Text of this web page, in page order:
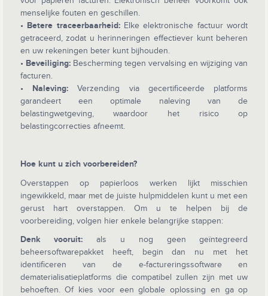
menselijke fouten en geschillen.
• Betere traceerbaarheid:Elke elektronische factuur wordt
getraceerd, zodat u herinneringen effectiever kunt beheren
en uw rekeningen beter kunt bijhouden.
• Beveiliging: Bescherming tegen vervalsing en wijziging van
facturen.
• Naleving:Verzending via gecertificeerde platforms
garandeert een optimale naleving van de
belastingwetgeving, waardoor het risico op
belastingcorrecties afneemt.
Hoe kunt u zich voorbereiden?
Overstappen op papierloos werken lijkt misschien
ingewikkeld, maar met de juiste hulpmiddelen kunt u met een
gerust hart overstappen. Om u te helpen bij de
voorbereiding, volgen hier enkele belangrijke stappen:
Denk vooruit:als u nog geen geïntegreerd
beheersoftwarepakket heeft, begin dan nu met het
identificeren van de e-factureringssoftware en
dematerialisatieplatforms die compatibel zullen zijn met uw
behoeften. Of kies voor een globale oplossing en ga op